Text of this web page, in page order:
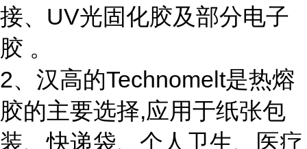
接、UV光固化胶及部分电子
胶 。
2、汉高的Technomelt是热熔
胶的主要选择,应用于纸张包
装、快递袋、个人卫生、医疗